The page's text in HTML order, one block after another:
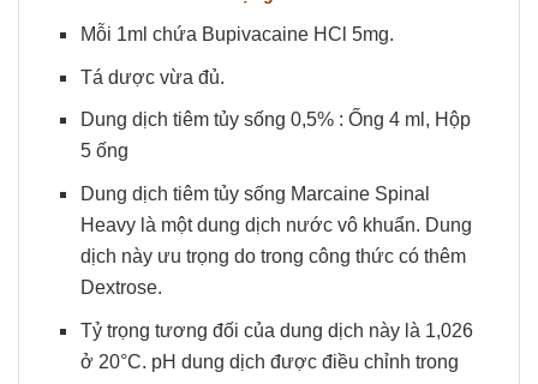
Mỗi 1ml chứa Bupivacaine HCl 5mg.
Tá dược vừa đủ.
Dung dịch tiêm tủy sống 0,5% : Ống 4 ml, Hộp
5 ống
Dung dịch tiêm tủy sống Marcaine Spinal
Heavy là một dung dịch nước vô khuẩn. Dung
dịch này ưu trọng do trong công thức có thêm
Dextrose.
Tỷ trọng tương đối của dung dịch này là 1,026
ở 20°C. pH dung dịch được điều chỉnh trong